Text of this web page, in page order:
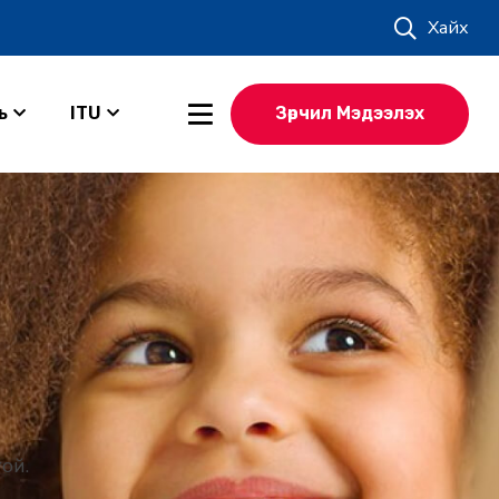
Хайх
ITU Зөрчил Мэдээлэх